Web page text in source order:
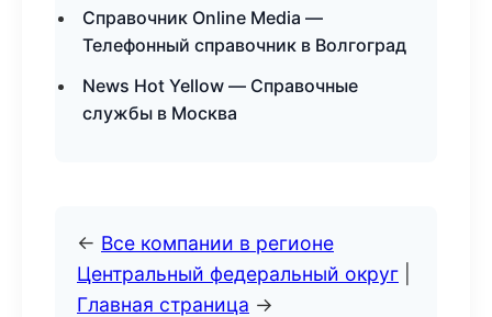
Справочник Online Media —
Телефонный справочник в Волгоград
News Hot Yellow — Справочные
службы в Москва
← Все компании в регионе
Центральный федеральный округ
Главная страница →